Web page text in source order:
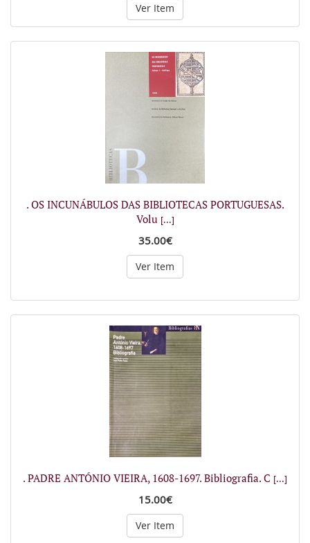
Ver Item
. OS INCUNÁBULOS DAS BIBLIOTECAS PORTUGUESAS.
Volu [...]
35.00€
Ver Item
. PADRE ANTÓNIO VIEIRA, 1608-1697. Bibliografia. C [...]
15.00€
Ver Item